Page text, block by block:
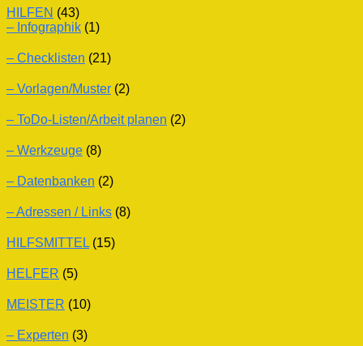
HILFEN (43)
– Infographik (1)
– Checklisten (21)
– Vorlagen/Muster (2)
– ToDo-Listen/Arbeit planen (2)
– Werkzeuge (8)
– Datenbanken (2)
– Adressen / Links (8)
HILFSMITTEL (15)
HELFER (5)
MEISTER (10)
– Experten (3)